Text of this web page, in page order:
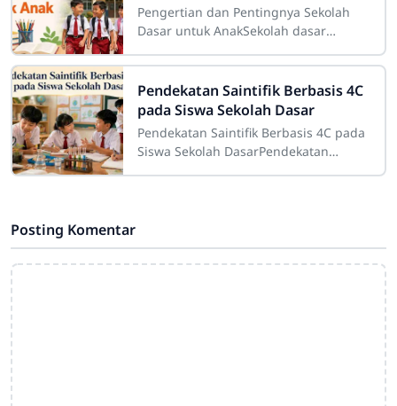
Pengertian dan Pentingnya Sekolah
Dasar untuk AnakSekolah dasar
pendidikan yang memiliki peranan
sangat besar dalam
Pendekatan Saintifik Berbasis 4C
pada Siswa Sekolah Dasar
Pendekatan Saintifik Berbasis 4C pada
Siswa Sekolah DasarPendekatan
Posting Komentar